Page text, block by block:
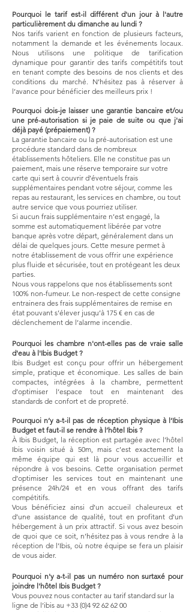
Pourquoi le tarif est-il différent d'un jour à l'autre
particulièrement du dimanche au lundi ?
Nos tarifs varient en fonction de plusieurs facteurs,
notamment la demande et les événements locaux.
Nous utilisons une politique de tarification
dynamique pour garantir des tarifs compétitifs tout
en tenant compte des besoins de nos clients et des
conditions du marché. N’hésitez pas à réserver à
l’avance pour bénéficier des meilleurs prix !
Pourquoi dois-je laisser une garantie bancaire et/ou
une pré-autorisation si je paie de suite ou que j'ai
déjà payé (prépaiement) ?
La garantie bancaire ou la pré-autorisation est une
procédure standard dans de nombreux
établissements hôteliers. Elle ne constitue pas un
paiement, mais une réserve temporaire sur votre
carte qui sert à couvrir d’éventuels frais
supplémentaires pendant votre séjour, comme les
repas au restaurant, les services en chambre, ou tout
autre service que vous pourriez utiliser.
Si aucun frais supplémentaire n’est engagé, la
somme est automatiquement libérée par votre
banque après votre départ, généralement dans un
délai de quelques jours. Cette mesure permet à
notre établissement de vous offrir une expérience
plus fluide et sécurisée, tout en protégeant les deux
parties.
Nous vous rappelons que nos établissements sont
100% non-fumeur. Le non-respect de cette consigne
entrainera des frais supplémentaires de remise en
état pouvant s’élever jusqu’à 175 € en cas de
déclenchement de l’alarme incendie.
Pourquoi les chambre n'ont-elles pas de vraie salle
d'eau à l'Ibis Budget ?
Ibis Budget est conçu pour offrir un hébergement
simple, pratique et économique. Les salles de bain
compactes, intégrées à la chambre, permettent
d’optimiser l’espace tout en maintenant des
standards de confort et de propreté.
Pourquoi n’y a-t-il pas de réception physique à l’Ibis
Budget et faut-il se rendre à l’hôtel Ibis ?
À Ibis Budget, la réception est partagée avec l’hôtel
Ibis voisin situé à 50m, mais c’est exactement la
même équipe qui est là pour vous accueillir et
répondre à vos besoins. Cette organisation permet
d’optimiser les services tout en maintenant une
présence 24h/24 et en vous offrant des tarifs
compétitifs.
Vous bénéficiez ainsi d’un accueil chaleureux et
d’une assistance de qualité, tout en profitant d’un
hébergement à un prix attractif. Si vous avez besoin
de quoi que ce soit, n’hésitez pas à vous rendre à la
réception de l’Ibis, où notre équipe se fera un plaisir
de vous aider.
Pourquoi n'y a-t-il pas un numéro non surtaxé pour
joindre l'hôtel Ibis Budget ?
Vous pouvez nous contacter au tarif standard sur la
ligne de l’ibis au +33 (0)4 92 62 62 00